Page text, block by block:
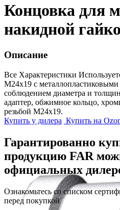
Концовка для
накидной
Описание
Все Характеристики
М24х19 с
соблюдением диаметра и
адаптер, обжимное кольцо,
резьбой М24х19.
Купить у дилера Купить на
Гарантированно
продукцию FAR
официальных
Ознакомьтесь со списком
перед покупкой